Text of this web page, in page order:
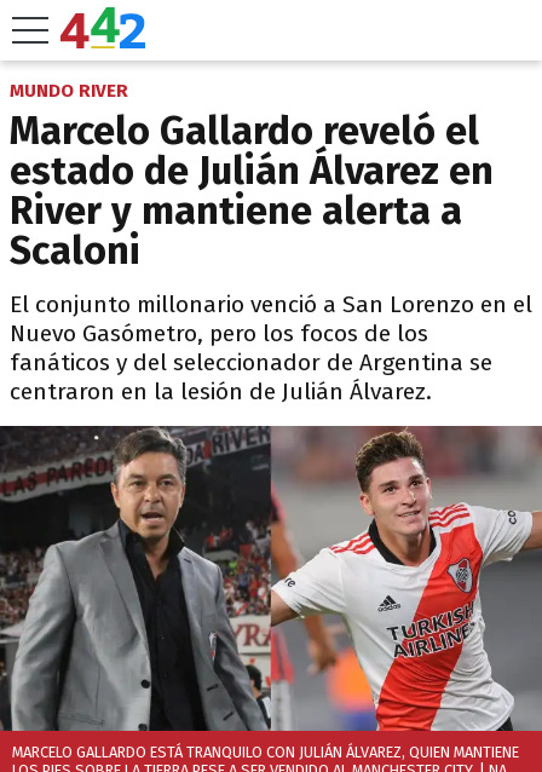
MUNDO RIVER
Marcelo Gallardo reveló el
estado de Julián Álvarez en
River y mantiene alerta a
Scaloni
El conjunto millonario venció a San Lorenzo en el
Nuevo Gasómetro, pero los focos de los
fanáticos y del seleccionador de Argentina se
centraron en la lesión de Julián Álvarez.
MARCELO GALLARDO ESTÁ TRANQUILO CON JULIÁN ÁLVAREZ, QUIEN MANTIENE